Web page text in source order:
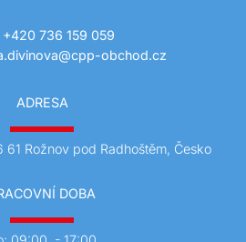
+420 736 159 059
obchod.cz
ADRESA
Rožnov pod Radhoštěm, Česko
DOBA